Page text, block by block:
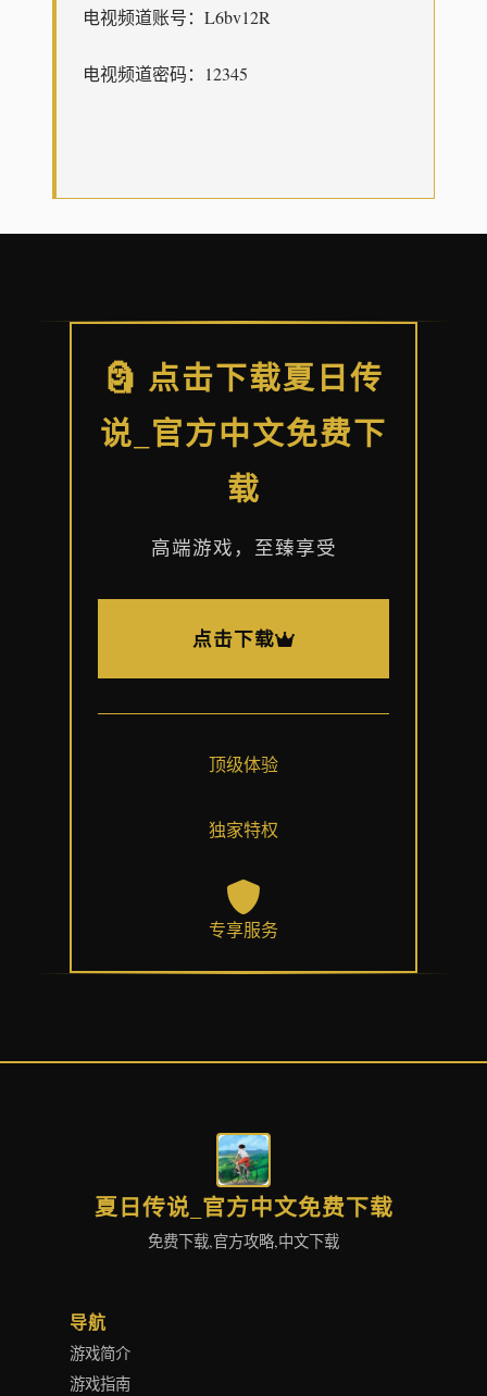
电视频道账号：L6bv12R
电视频道密码：12345
🗿 点击下载夏日传
说_官方中文免费下
载
高端游戏，至臻享受
点击下载
顶级体验
独家特权
专享服务
夏日传说_官方中文免费下载
免费下载,官方攻略,中文下载
导航
游戏简介
游戏指南